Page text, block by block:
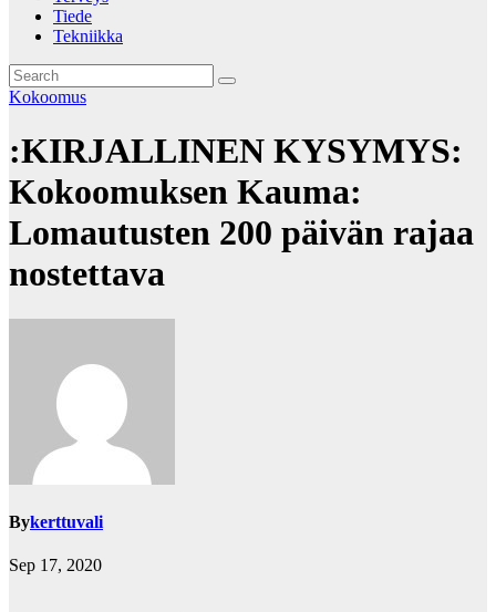
Tiede
Tekniikka
Kokoomus
:KIRJALLINEN KYSYMYS:
Kokoomuksen Kauma:
Lomautusten 200 päivän rajaa
nostettava
Bykerttuvali
Sep 17, 2020